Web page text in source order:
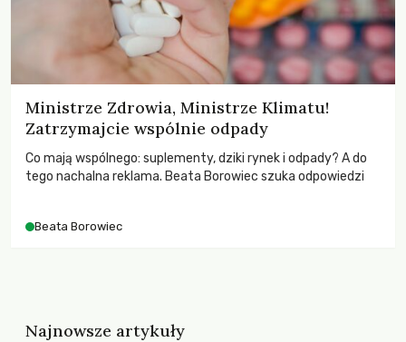
Ministrze Zdrowia, Ministrze Klimatu!
Zatrzymajcie wspólnie odpady
Co mają wspólnego: suplementy, dziki rynek i odpady? A do
tego nachalna reklama. Beata Borowiec szuka odpowiedzi
Beata Borowiec
Najnowsze artykuły